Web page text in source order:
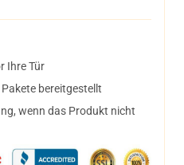
Ihre Tür
bereitgestellt
wenn das Produkt nicht